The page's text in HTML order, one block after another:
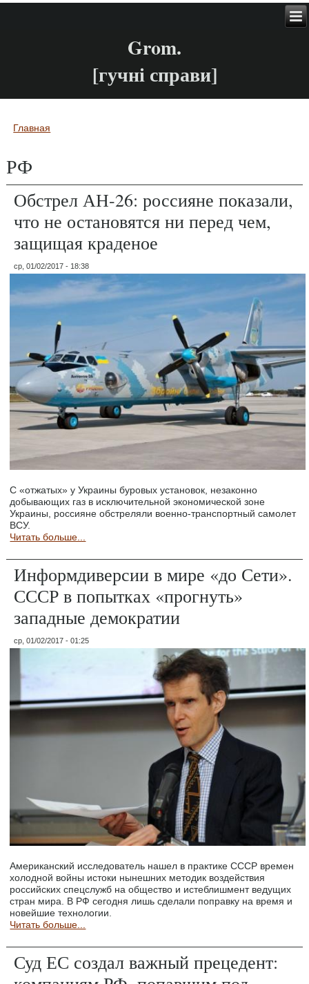
Grom.
[гучні справи]
Вы здесь
Главная
РФ
Обстрел АН-26: россияне показали,
что не остановятся ни перед чем,
защищая краденое
ср, 01/02/2017 - 18:38
С «отжатых» у Украины буровых установок, незаконно
добывающих газ в исключительной экономической зоне
Украины, россияне обстреляли военно-транспортный самолет
ВСУ.
Читать больше...
Информдиверсии в мире «до Сети».
СССР в попытках «прогнуть»
западные демократии
ср, 01/02/2017 - 01:25
Американский исследователь нашел в практике СССР времен
холодной войны истоки нынешних методик воздействия
российских спецслужб на общество и истеблишмент ведущих
стран мира. В РФ сегодня лишь сделали поправку на время и
новейшие технологии.
Читать больше...
Суд ЕС создал важный прецедент: